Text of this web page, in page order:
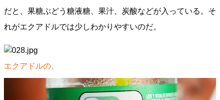
だと、果糖ぶどう糖液糖、果汁、炭酸などが入っている。そ
れがエクアドルでは少しわかりやすいのだ。
エクアドルの、